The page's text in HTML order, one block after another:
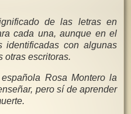
de las letras en
cada una, aunque en el
identificadas con algunas
otras escritoras.
Rosa Montero la
pero sí de aprender